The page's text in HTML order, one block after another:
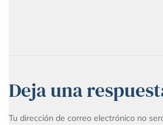
Deja una
Tu dirección de correo electrónico no